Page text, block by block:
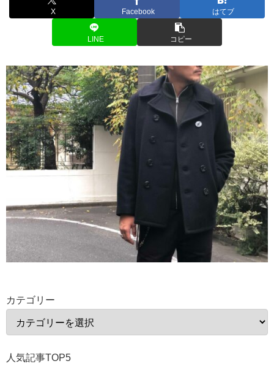
X Facebook はてブ
LINE コピー
カテゴリー
人気記事TOP5